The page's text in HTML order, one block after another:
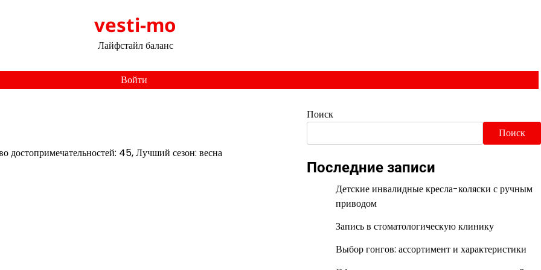
vesti-mo
Лайфстайл баланс
Войти
достопримечательностей: 45, Лучший сезон: весна
Поиск
Поиск
Последние записи
Детские инвалидные кресла-коляски с ручным
приводом
Запись в стоматологическую клинику
Выбор гонгов: ассортимент и характеристики